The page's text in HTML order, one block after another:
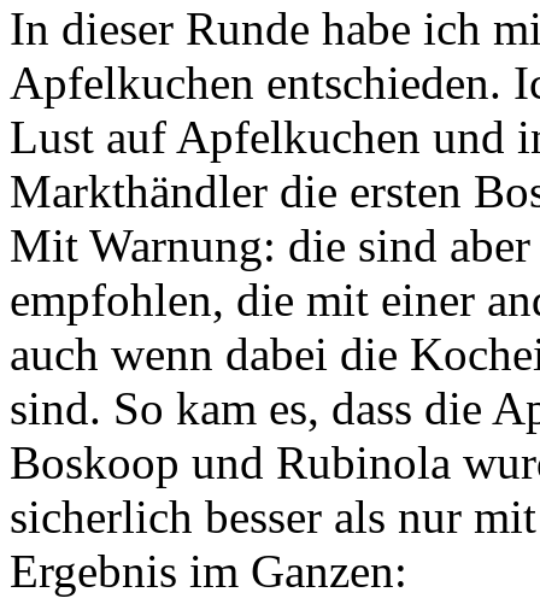
In dieser Runde habe ich
Apfelkuchen entschieden.
Lust auf Apfelkuchen und
Markthändler die ersten
Mit Warnung: die sind
empfohlen, die mit einer
auch wenn dabei die
sind. So kam es, dass die
Boskoop und Rubinola
sicherlich besser als nur
Ergebnis im Ganzen: